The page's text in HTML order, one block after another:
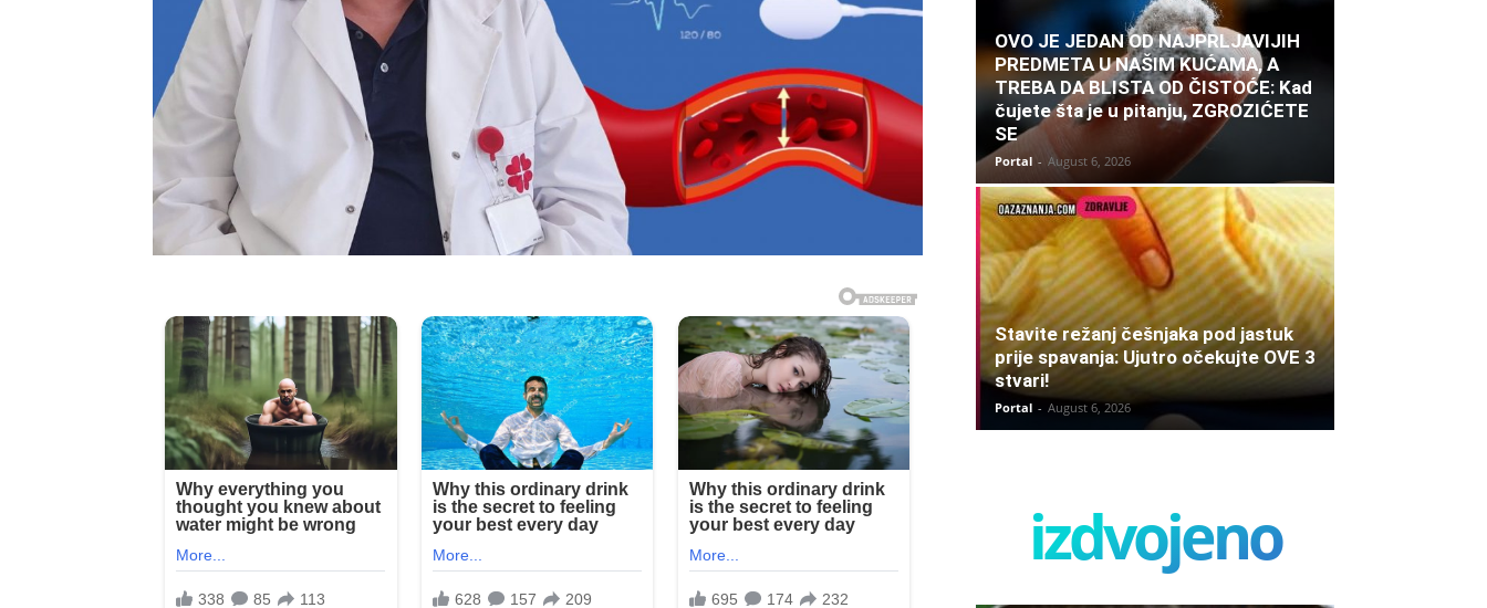
OVO JE JEDAN OD NAJPRLJAVIJIH
PREDMETA U NAŠIM KUĆAMA, A
TREBA DA BLISTA OD ČISTOĆE: Kad
čujete šta je u pitanju, ZGROZIĆETE
SE
Portal - August 6, 2026
Stavite režanj češnjaka pod jastuk
prije spavanja: Ujutro očekujte OVE 3
stvari!
Portal - August 6, 2026
izdvojeno